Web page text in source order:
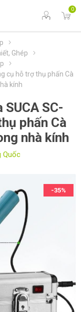
0
Ghép
cụ hỗ trợ thụ phấn Cà
kính
SC-
phấn Cà
nhà kính
Quốc
-35%